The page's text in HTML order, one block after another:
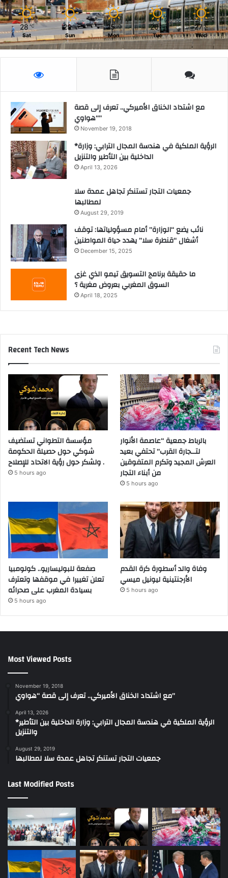
28 ℃
Sat
29 ℃
Sun
25 ℃
Mon
26 ℃
Tue
27 ℃
Wed
مع اشتداد الخناق الأميركي.. تعرف إلى قصة
“هواوي”
November 19, 2018
*الرؤية الملكية في هندسة المجال الترابي: وزارة
الداخلية بين التأطير والتنزيل
April 13, 2026
جمعيات التجار تستنكر تجاهل عمدة سلا
لمطالبها
August 29, 2019
نائب يضع “الوزارة” أمام مسؤولياتها: توقف
أشغال “قنطرة سلا” يهدد حياة المواطنين
December 15, 2025
ما حقيقة برنامج التسويق تيمو الذي غزى
السوق المغربي بعروض مغرية ؟
April 18, 2025
Recent Tech News
مؤسسة التطواني تستضيف
شوكي حول حصيلة الحكومة
ولشكر حول رؤية الاتحاد للإصلاح .
5 hours ago
بالرباط جمعية “عاصمة الأنوار
لتــجارة القرب” تحتفي بعيد
العرش المجيد وتكرم المتفوقين
من أبناء التجار
5 hours ago
صفعة للبوليساريو.. كولومبيا
تعلن تغييرا في موقفها وتعترف
بسيادة المغرب على صحرائه
5 hours ago
وفاة والد أسطورة كرة القدم
الأرجنتينية ليونيل ميسي
5 hours ago
Most Viewed Posts
November 19, 2018
مع اشتداد الخناق الأميركي.. تعرف إلى قصة “هواوي”
April 13, 2026
*الرؤية الملكية في هندسة المجال الترابي: وزارة الداخلية بين التأطير
والتنزيل
August 29, 2019
جمعيات التجار تستنكر تجاهل عمدة سلا لمطالبها
Last Modified Posts